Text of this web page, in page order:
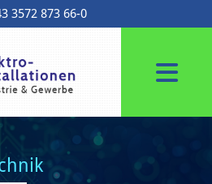
3572 873 66-0